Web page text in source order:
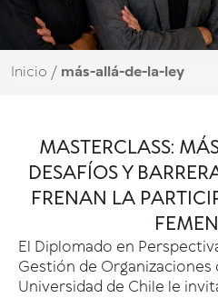
Inicio / más-allá-de-la-ley
MASTERCLASS:
DESAFÍOS Y
FRENAN LA
El Diplomado en
Gestión de Organizaciones
Universidad de Chile le